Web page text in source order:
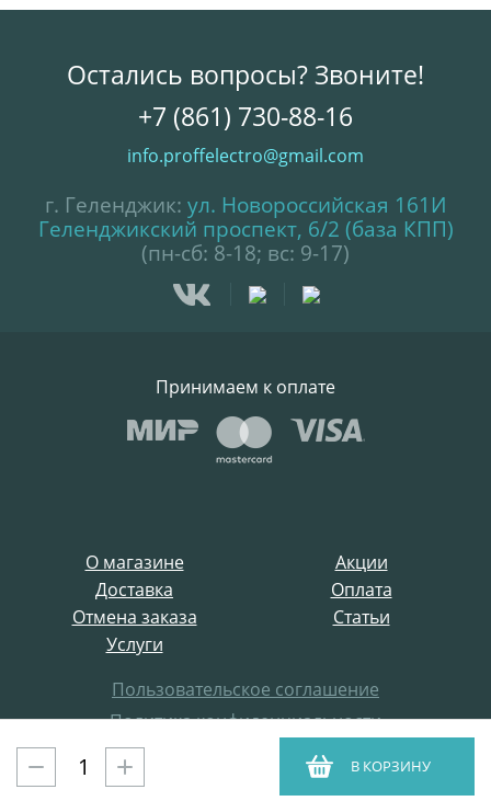
В КОРЗИНУ
О магазине
Акции
Доставка
Оплата
Отмена заказа
Статьи
Услуги
Пользовательское соглашение
Политика конфиденциальности
Все права защищены
ProffElectro.ru © 2021
Остались вопросы? Звоните!
+7 (861) 730-88-16
info.proffelectro@gmail.com
г. Геленджик: ул. Новороссийская 161И
Геленджикский проспект, 6/2 (база КПП)
(пн-сб: 8-18; вс: 9-17)
Принимаем к оплате